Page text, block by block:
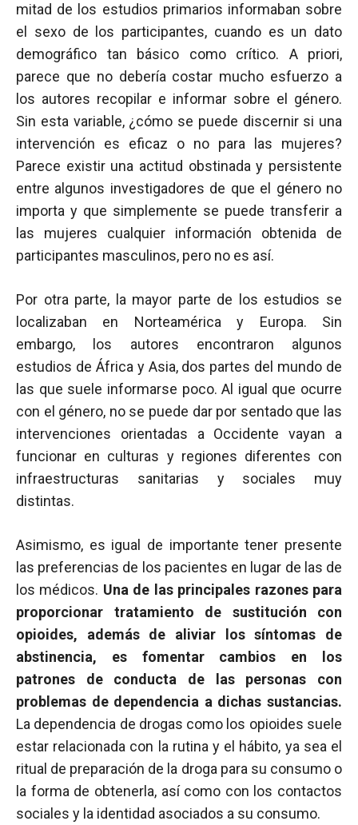
mitad de los estudios primarios informaban sobre
el sexo de los participantes, cuando es un dato
demográfico tan básico como crítico. A priori,
parece que no debería costar mucho esfuerzo a
los autores recopilar e informar sobre el género.
Sin esta variable, ¿cómo se puede discernir si una
intervención es eficaz o no para las mujeres?
Parece existir una actitud obstinada y persistente
entre algunos investigadores de que el género no
importa y que simplemente se puede transferir a
las mujeres cualquier información obtenida de
participantes masculinos, pero no es así.
Por otra parte, la mayor parte de los estudios se
localizaban en Norteamérica y Europa. Sin
embargo, los autores encontraron algunos
estudios de África y Asia, dos partes del mundo de
las que suele informarse poco. Al igual que ocurre
con el género, no se puede dar por sentado que las
intervenciones orientadas a Occidente vayan a
funcionar en culturas y regiones diferentes con
infraestructuras sanitarias y sociales muy
distintas.
Asimismo, es igual de importante tener presente
las preferencias de los pacientes en lugar de las de
los médicos. Una de las principales razones para
proporcionar tratamiento de sustitución con
opioides, además de aliviar los síntomas de
abstinencia, es fomentar cambios en los
patrones de conducta de las personas con
problemas de dependencia a dichas sustancias.
La dependencia de drogas como los opioides suele
estar relacionada con la rutina y el hábito, ya sea el
ritual de preparación de la droga para su consumo o
la forma de obtenerla, así como con los contactos
sociales y la identidad asociados a su consumo.